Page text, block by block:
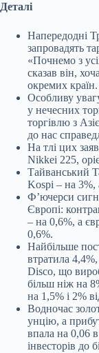
Деталі
Напередодні
запровадять
«Почнемо з
сказав він,
окремих країн.
Особливу
у нечесних
торгівлю з
до нас
На тлі цих
Nikkei 225,
Тайванський
Kospi – на 3%,
Ф’ючерси
Європі:
– на 0,6%, а
0,6%.
Найбільше
втратила
Disco, що
більш ніж на
на 1,5% і 2%
Водночас
унцію, а
впала на 0,06
інвесторів до